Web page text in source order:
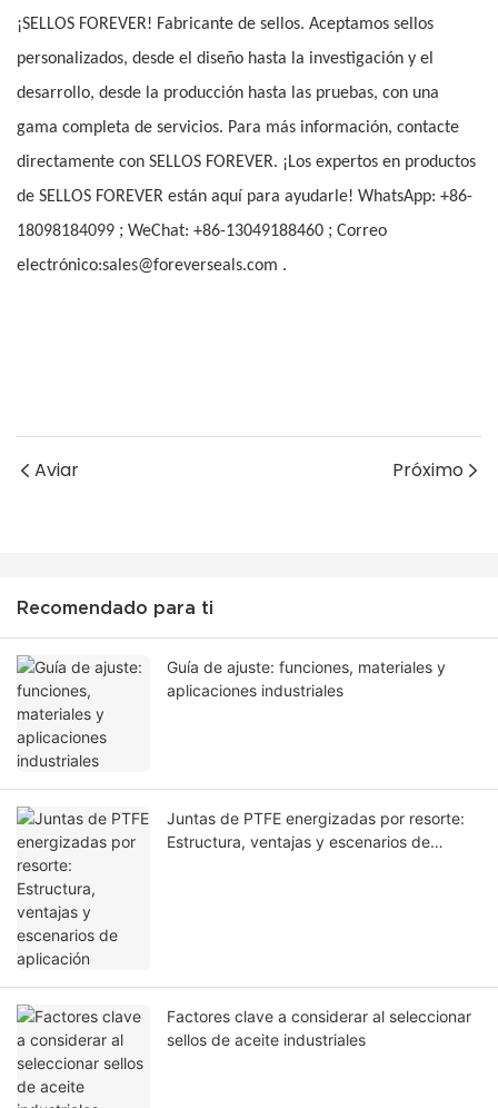
¡SELLOS FOREVER! Fabricante de sellos. Aceptamos sellos
personalizados, desde el diseño hasta la investigación y el
desarrollo, desde la producción hasta las pruebas, con una
gama completa de servicios. Para más información, contacte
directamente con SELLOS FOREVER. ¡Los expertos en productos
de SELLOS FOREVER están aquí para ayudarle! WhatsApp: +86-
18098184099 ; WeChat: +86-13049188460 ; Correo
electrónico:sales@foreverseals.com .
Aviar Próximo
Recomendado para ti
Guía de ajuste: funciones, materiales y
aplicaciones industriales
Juntas de PTFE energizadas por resorte:
Estructura, ventajas y escenarios de
Factores clave a considerar al seleccionar
sellos de aceite industriales